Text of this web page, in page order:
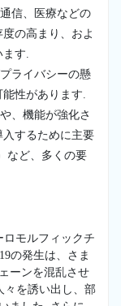
信、医療などの
の高まり、およ
す.
ライバシーの懸
性があります.
、機能が強化さ
するために主要
など、多くの要
モルフィックチ
の発生は、さま
ーンを混乱させ
々を誘い出し、部